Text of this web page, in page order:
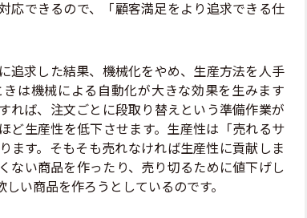
応できるので、「顧客満足をより追求できる仕
追求した結果、機械化をやめ、生産方法を人手
は機械による自動化が大きな効果を生みます
れば、注文ごとに段取り替えという準備作業が
ど生産性を低下させます。生産性は「売れるサ
ます。そもそも売れなければ生産性に貢献しま
ない商品を作ったり、売り切るために値下げし
い商品を作ろうとしているのです。